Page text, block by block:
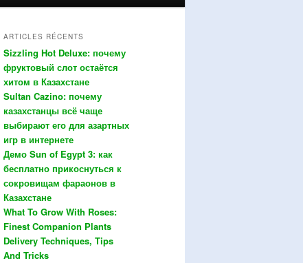
ARTICLES RÉCENTS
Sizzling Hot Deluxe: почему
фруктовый слот остаётся
хитом в Казахстане
Sultan Cazino: почему
казахстанцы всё чаще
выбирают его для азартных
игр в интернете
Демо Sun of Egypt 3: как
бесплатно прикоснуться к
сокровищам фараонов в
Казахстане
What To Grow With Roses:
Finest Companion Plants
Delivery Techniques, Tips
And Tricks